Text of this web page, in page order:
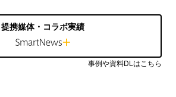
提携媒体・コラボ実績
事例や資料DLはこちら